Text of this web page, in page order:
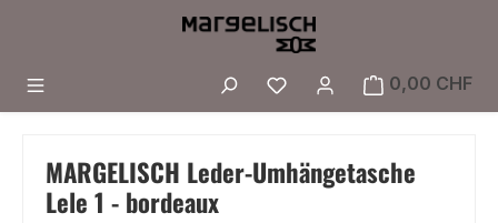
Zum Hauptinhalt springen
Du hast 0 Produkte
0,00 CHF
MARGELISCH Leder-Umhängetasche
Lele 1 - bordeaux